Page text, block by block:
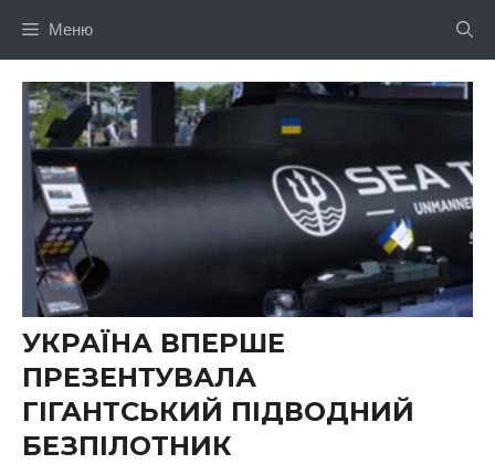
Меню
УКРАЇНА ВПЕРШЕ
ПРЕЗЕНТУВАЛА
ГІГАНТСЬКИЙ ПІДВОДНИЙ
БЕЗПІЛОТНИК